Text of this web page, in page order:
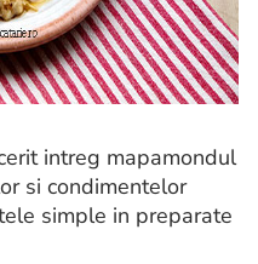
intreg mapamondul
si condimentelor
simple in preparate